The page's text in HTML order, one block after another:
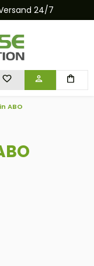
24/7
DU HAST 0 PRODUKTE
ABO